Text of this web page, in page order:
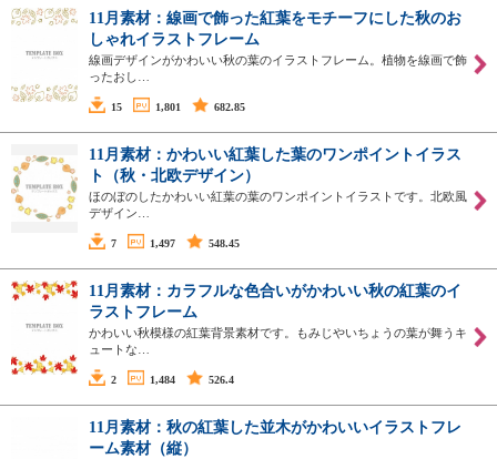
11月素材：線画で飾った紅葉をモチーフにした秋のお
しゃれイラストフレーム
線画デザインがかわいい秋の葉のイラストフレーム。植物を線画で飾
ったおし…
15 1,801 682.85
11月素材：かわいい紅葉した葉のワンポイントイラス
ト（秋・北欧デザイン）
ほのぼのしたかわいい紅葉の葉のワンポイントイラストです。北欧風
デザイン…
7 1,497 548.45
11月素材：カラフルな色合いがかわいい秋の紅葉のイ
ラストフレーム
かわいい秋模様の紅葉背景素材です。もみじやいちょうの葉が舞うキ
ュートな…
2 1,484 526.4
11月素材：秋の紅葉した並木がかわいいイラストフレ
ーム素材（縦）